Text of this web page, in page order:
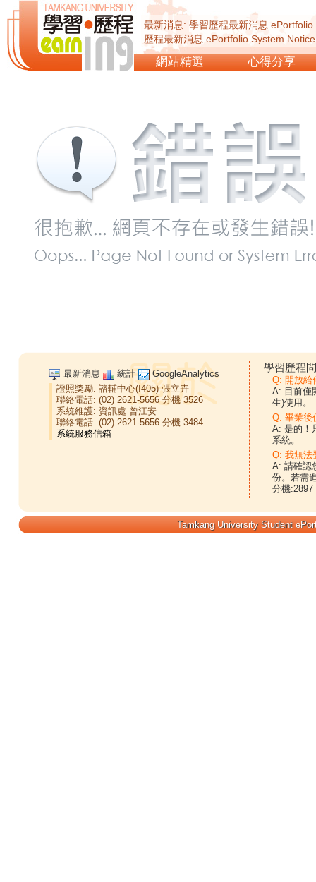
最新消息: 學習歷程最新消息
歷程最新消息 ePortfolio System
ePortfolio System Notice...
網站精選 心得分享
最新消息 統計
GoogleAnalytics
證照獎勵: 諮輔中心(I405)張立卉
聯絡電話: (02) 2621-5656 分機 3526
系統維護: 資訊處 曾江安
聯絡電話: (02) 2621-5656 分機 3484
學習歷程
Q: 開放給
A: 目前僅
生)使用。
Q: 畢業後
A: 是的！
系統。
Q: 我無法
A: 請確認
份。若需
分機:2897
Tamkang University Student